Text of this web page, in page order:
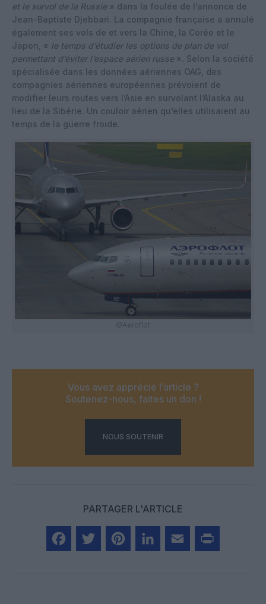
et le survol de la Russie » dans la foulée de l’annonce de
Jean-Baptiste Djebbari. La compagnie française a annulé
également ses vols de et vers la Chine, la Corée et le
Japon, « le temps d’étudier les options de plan de vol
permettant d’éviter l’espace aérien russe ». Selon la société
spécialisée dans les données aériennes OAG, des
compagnies aériennes européennes prévoient de
modifier leurs routes vers l’Asie en survolant l’Alaska au
lieu de la Sibérie. Un couloir aérien qu’elles utilisaient au
temps de la guerre froide.
©Aeroflot
Vous avez apprécié l’article ?
Soutenez-nous, faites un don !
NOUS SOUTENIR
PARTAGER L'ARTICLE